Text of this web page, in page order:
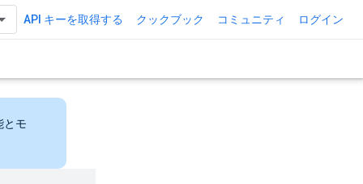
API キーを取得する クックブック コミュニティ ログイン
とモ